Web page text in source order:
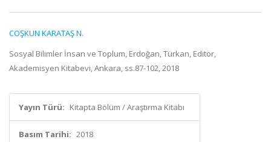
COŞKUN KARATAŞ N.
Sosyal Bilimler İnsan ve Toplum, Erdoğan, Türkan, Editör,
Akademisyen Kitabevi, Ankara, ss.87-102, 2018
Yayın Türü: Kitapta Bölüm / Araştırma Kitabı
Basım Tarihi: 2018